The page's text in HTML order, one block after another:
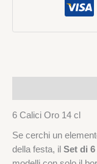
6 Calici Oro 14 cl
Se cerchi un
della festa, il Set di